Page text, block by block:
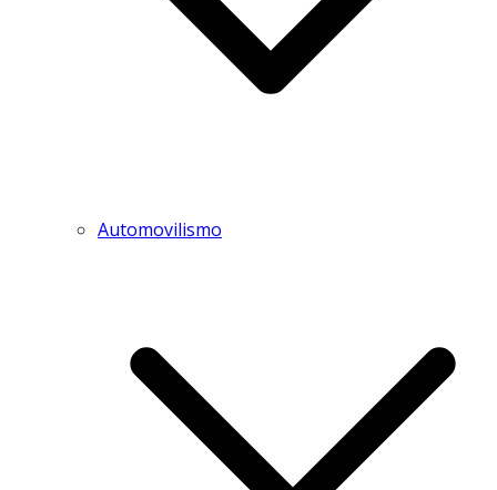
Automovilismo